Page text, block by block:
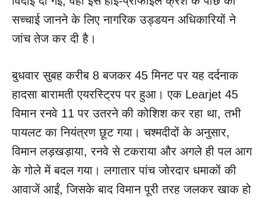
सच्चाई जानने के लिए नागरिक उड्डयन अधिकारियों ने
जांच तेज कर दी है।
बुधवार सुबह करीब 8 बजकर 45 मिनट पर यह दर्दनाक
हादसा बारामती एयरस्ट्रिप पर हुआ। एक Learjet 45
विमान रनवे 11 पर उतरने की कोशिश कर रहा था, तभी
पायलट का नियंत्रण छूट गया। चश्मदीदों के अनुसार,
विमान लड़खड़ाया, रनवे से टकराया और अगले ही पल आग
के गोले में बदल गया। लगातार पांच जोरदार धमाकों की
आवाजें आईं, जिसके बाद विमान पूरी तरह जलकर खाक हो